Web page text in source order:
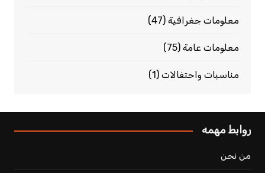
معلومات جغرافية(47)
معلومات عامة(75)
مناسبات واحتفالات(1)
روابط مهمه
من نحن